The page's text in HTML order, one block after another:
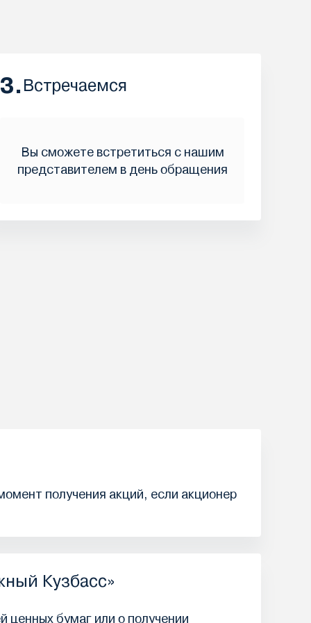
3. Встречаемся
Вы сможете встретиться с нашим
представителем в день обращения
получения акций, если акционер
Кузбасс»
ценных бумаг или о получении